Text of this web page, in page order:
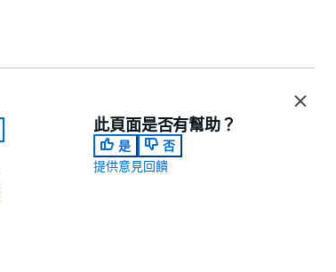
此頁面是否有幫助？
是
否
提供意見回饋